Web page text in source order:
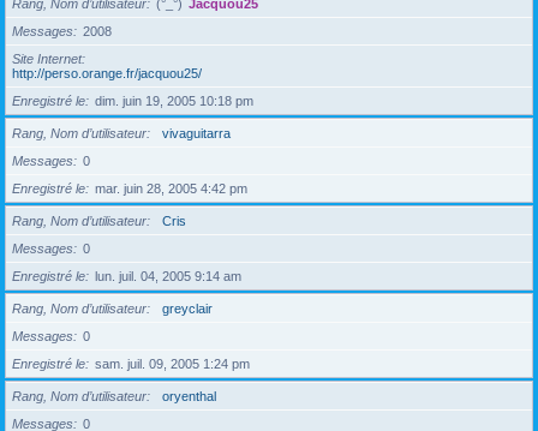
Rang, Nom d’utilisateur (°_°) Jacquou25
Messages
2008
Site Internet
http://perso.orange.fr/jacquou25/
Enregistré le
dim. juin 19, 2005 10:18 pm
Rang, Nom d’utilisateur
vivaguitarra
Messages
0
Enregistré le
mar. juin 28, 2005 4:42 pm
Rang, Nom d’utilisateur
Cris
Messages
0
Enregistré le
lun. juil. 04, 2005 9:14 am
Rang, Nom d’utilisateur
greyclair
Messages
0
Enregistré le
sam. juil. 09, 2005 1:24 pm
Rang, Nom d’utilisateur
oryenthal
Messages
0